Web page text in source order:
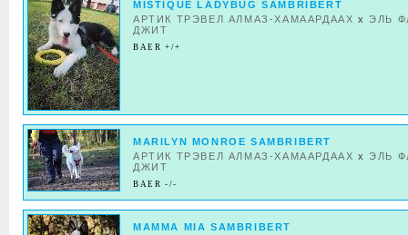
MISTIQUE LADYBUG SAMBRIBERT
АРТИК ТРЭВЕЛ АЛМАЗ-ХАМААРДААХ x ЭЛЬ
ДЖИТ
BAER +/+
MARILYN MONROE SAMBRIBERT
АРТИК ТРЭВЕЛ АЛМАЗ-ХАМААРДААХ x ЭЛЬ
ДЖИТ
BAER -/-
MAMMA MIA SAMBRIBERT